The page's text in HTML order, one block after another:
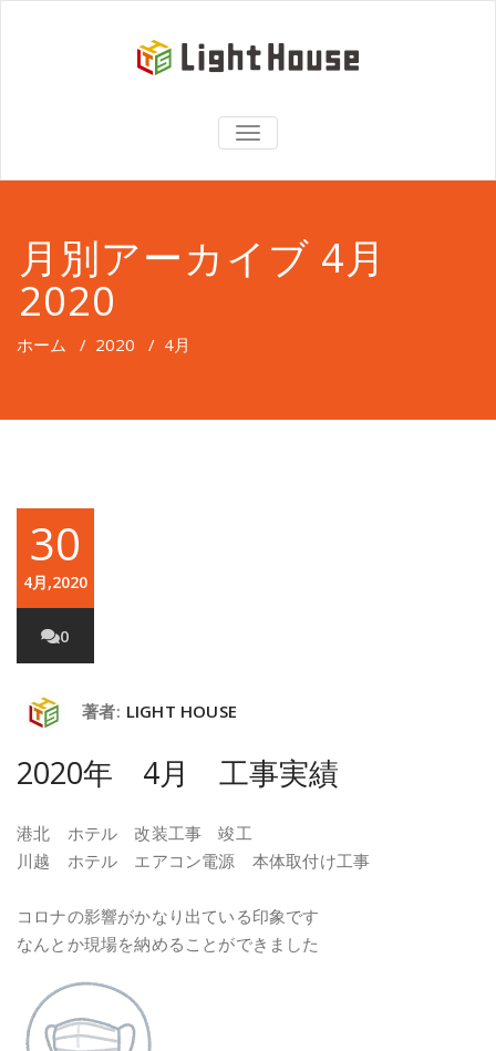
TOGGLE
NAVIGATION
月別アーカイブ 4月
2020
ホーム / 2020 / 4月
30
4月,2020
0
著者: LIGHT HOUSE
2020年 4月 工事実績
港北 ホテル 改装工事 竣工
川越 ホテル エアコン電源 本体取付け工事
コロナの影響がかなり出ている印象です
なんとか現場を納めることができました